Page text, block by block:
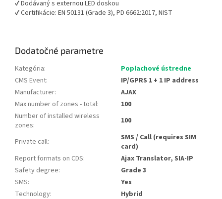
✔ Dodávaný s externou LED doskou
✔ Certifikácie: EN 50131 (Grade 3), PD 6662:2017, NIST
Dodatočné parametre
Kategória:
Poplachové ústredne
CMS Event:
IP/GPRS 1 + 1 IP address
Manufacturer:
AJAX
Max number of zones - total:
100
Number of installed wireless
zones: 100
Private call:
SMS / Call (requires SIM
card)
Report formats on CDS:
Ajax Translator, SIA-IP
Safety degree:
Grade 3
SMS:
Yes
Technology:
Hybrid